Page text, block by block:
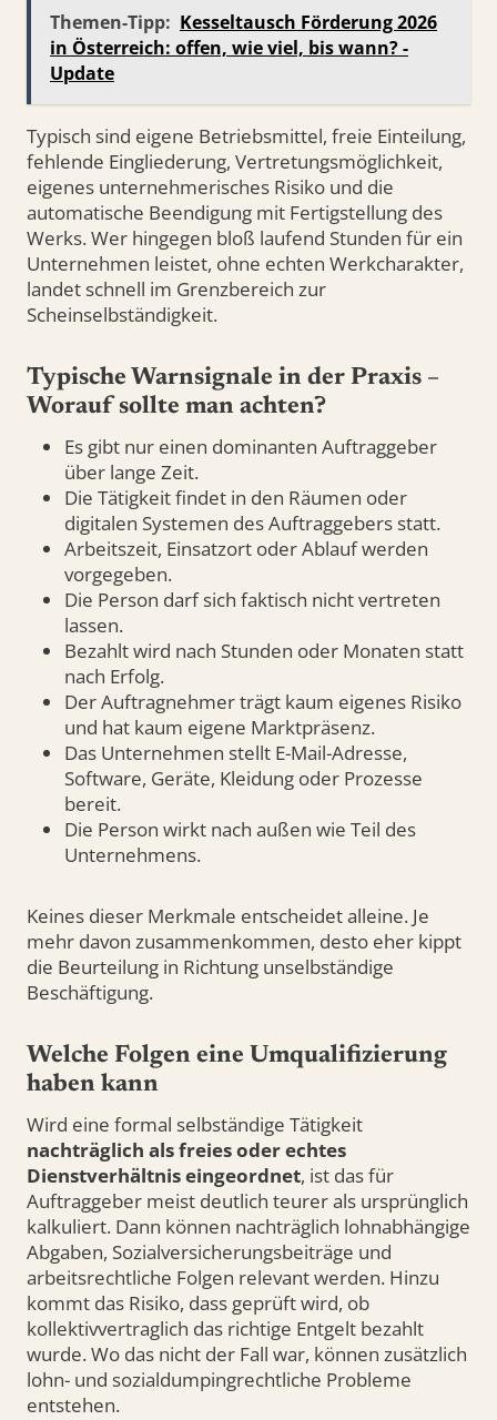
Themen-Tipp: Kesseltausch Förderung 2026
in Österreich: offen, wie viel, bis wann? -
Update
Typisch sind eigene Betriebsmittel, freie Einteilung,
fehlende Eingliederung, Vertretungsmöglichkeit,
eigenes unternehmerisches Risiko und die
automatische Beendigung mit Fertigstellung des
Werks. Wer hingegen bloß laufend Stunden für ein
Unternehmen leistet, ohne echten Werkcharakter,
landet schnell im Grenzbereich zur
Scheinselbständigkeit.
Typische Warnsignale in der Praxis –
Worauf sollte man achten?
Es gibt nur einen dominanten Auftraggeber
über lange Zeit.
Die Tätigkeit findet in den Räumen oder
digitalen Systemen des Auftraggebers statt.
Arbeitszeit, Einsatzort oder Ablauf werden
vorgegeben.
Die Person darf sich faktisch nicht vertreten
lassen.
Bezahlt wird nach Stunden oder Monaten statt
nach Erfolg.
Der Auftragnehmer trägt kaum eigenes Risiko
und hat kaum eigene Marktpräsenz.
Das Unternehmen stellt E-Mail-Adresse,
Software, Geräte, Kleidung oder Prozesse
bereit.
Die Person wirkt nach außen wie Teil des
Unternehmens.
Keines dieser Merkmale entscheidet alleine. Je
mehr davon zusammenkommen, desto eher kippt
die Beurteilung in Richtung unselbständige
Beschäftigung.
Welche Folgen eine Umqualifizierung
haben kann
Wird eine formal selbständige Tätigkeit
nachträglich als freies oder echtes
Dienstverhältnis eingeordnet, ist das für
Auftraggeber meist deutlich teurer als ursprünglich
kalkuliert. Dann können nachträglich lohnabhängige
Abgaben, Sozialversicherungsbeiträge und
arbeitsrechtliche Folgen relevant werden. Hinzu
kommt das Risiko, dass geprüft wird, ob
kollektivvertraglich das richtige Entgelt bezahlt
wurde. Wo das nicht der Fall war, können zusätzlich
lohn- und sozialdumpingrechtliche Probleme
entstehen.